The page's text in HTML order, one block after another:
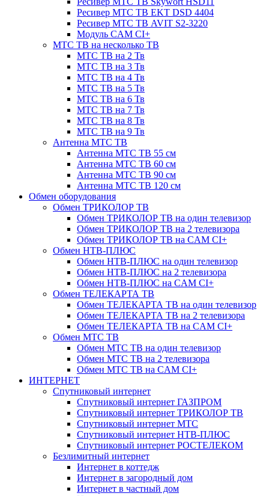
Ресивер МТС ТВ EKT DSD 4404
Ресивер МТС ТВ AVIT S2-3220
Модуль CAM CI+
МТС ТВ на несколько ТВ
МТС ТВ на 2 Тв
МТС ТВ на 3 Тв
МТС ТВ на 4 Тв
МТС ТВ на 5 Тв
МТС ТВ на 6 Тв
МТС ТВ на 7 Тв
МТС ТВ на 8 Тв
МТС ТВ на 9 Тв
Антенна МТС ТВ
Антенна МТС ТВ 55 см
Антенна МТС ТВ 60 см
Антенна МТС ТВ 90 см
Антенна МТС ТВ 120 см
Обмен оборудования
Обмен ТРИКОЛОР ТВ
Обмен ТРИКОЛОР ТВ на один телевизор
Обмен ТРИКОЛОР ТВ на 2 телевизора
Обмен ТРИКОЛОР ТВ на CAM CI+
Обмен НТВ-ПЛЮС
Обмен НТВ-ПЛЮС на один телевизор
Обмен НТВ-ПЛЮС на 2 телевизора
Обмен НТВ-ПЛЮС на CAM CI+
Обмен ТЕЛЕКАРТА ТВ
Обмен ТЕЛЕКАРТА ТВ на один телевизор
Обмен ТЕЛЕКАРТА ТВ на 2 телевизора
Обмен ТЕЛЕКАРТА ТВ на CAM CI+
Обмен МТС ТВ
Обмен МТС ТВ на один телевизор
Обмен МТС ТВ на 2 телевизора
Обмен МТС ТВ на CAM CI+
ИНТЕРНЕТ
Спутниковый интернет
Спутниковый интернет ГАЗПРОМ
Спутниковый интернет ТРИКОЛОР ТВ
Спутниковый интернет МТС
Спутниковый интернет НТВ-ПЛЮС
Спутниковый интернет РОСТЕЛЕКОМ
Безлимитный интернет
Интернет в коттедж
Интернет в загородный дом
Интернет в частный дом